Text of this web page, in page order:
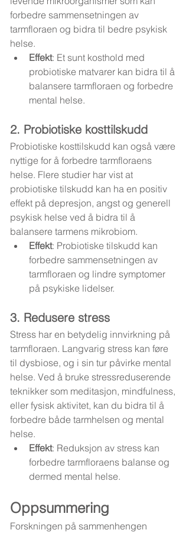
forbedre sammensetningen av
tarmfloraen og bidra til bedre psykisk
helse.
Effekt: Et sunt kosthold med
probiotiske matvarer kan bidra til å
balansere tarmfloraen og forbedre
mental helse.
2. Probiotiske kosttilskudd
Probiotiske kosttilskudd kan også være
nyttige for å forbedre tarmfloraens
helse. Flere studier har vist at
probiotiske tilskudd kan ha en positiv
effekt på depresjon, angst og generell
psykisk helse ved å bidra til å
balansere tarmens mikrobiom.
Effekt: Probiotiske tilskudd kan
forbedre sammensetningen av
tarmfloraen og lindre symptomer
på psykiske lidelser.
3. Redusere stress
Stress har en betydelig innvirkning på
tarmfloraen. Langvarig stress kan føre
til dysbiose, og i sin tur påvirke mental
helse. Ved å bruke stressreduserende
teknikker som meditasjon, mindfulness,
eller fysisk aktivitet, kan du bidra til å
forbedre både tarmhelsen og mental
helse.
Effekt: Reduksjon av stress kan
forbedre tarmfloraens balanse og
dermed mental helse.
Oppsummering
Forskningen på sammenhengen